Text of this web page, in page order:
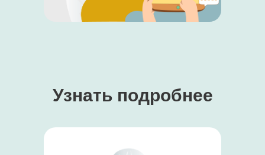
Узнать подробнее